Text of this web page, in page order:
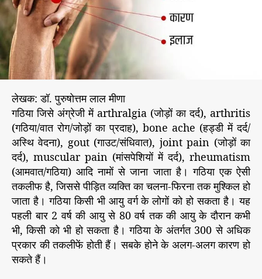
r
र
म
वै
ज्ञा
नि
क
स
म
र्थ
न
लेखक: डॉ. पुरुषोत्तम लाल मीणा
गठिया जिसे अंग्रेजी में arthralgia (जोड़ों का दर्द), arthritis
(गठिया/वात रोग/जोड़ों का प्रदाह), bone ache (हड्डी में दर्द/
अस्थि वेदना), gout (गाउट/संधिवात), joint pain (जोड़ों का
दर्द), muscular pain (मांसपेशियों में दर्द), rheumatism
(आमवात/गठिया) आदि नामों से जाना जाता है। गठिया एक ऐसी
तकलीफ है, जिससे पीड़ित व्यक्ति का चलना-फिरना तक मुश्किल हो
जाता है। गठिया किसी भी आयु वर्ग के लोगों को हो सकता है। यह
पहली बार 2 वर्ष की आयु से 80 वर्ष तक की आयु के दौरान कभी
भी, किसी को भी हो सकता है। गठिया के अंतर्गत 300 से अधिक
प्रकार की तकलीफें होती हैं। सबके होने के अलग-अलग कारण हो
सकते हैं।